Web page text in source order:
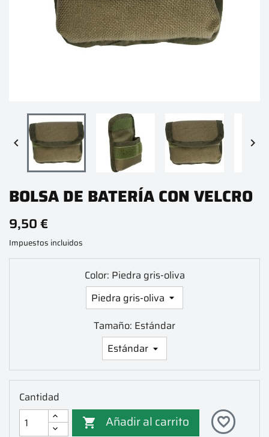
 
BOLSA DE BATERÍA CON VELCRO
9,50 €
Impuestos incluidos
Color: Piedra gris-oliva
Tamaño: Estándar
Cantidad
 Añadir al carrito favorite_border